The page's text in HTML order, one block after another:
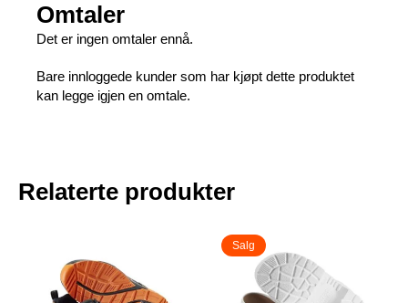
Omtaler
Det er ingen omtaler ennå.
Bare innloggede kunder som har kjøpt dette produktet
kan legge igjen en omtale.
Relaterte produkter
Salg